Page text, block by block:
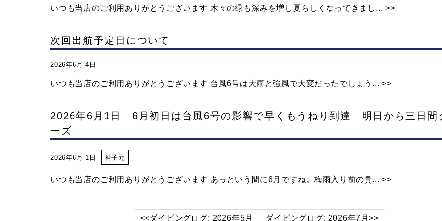
いつも当店のご利用ありがとうございます 木々の緑も深みを増し夏らしくなってきまし... >>
次回出航予定日について
2026年6月 4日
いつも当店のご利用ありがとうございます 台風6号は大雨と強風で大変だったでしょう... >>
2026年6月1日 6月初日は台風6号の影響で早くもうねり到達 明日から三日間
ーズ
2026年6月 1日 神子元
いつも当店のご利用ありがとうございます あっという間に6月ですね。梅雨入り前の貴... >>
<<ダイビングログ: 2026年5月 ダイビングログ: 2026年7月>>